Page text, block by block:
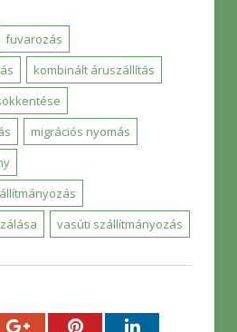
fuvarozás
kombinált áruszállítás
migrációs nyomás
vasúti szállítmányozás
Google+PinterestLinkedIn